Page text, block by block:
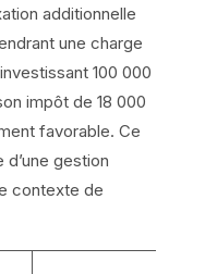
additionnelle
une charge
100 000
impôt de 18 000
favorable. Ce
gestion
contexte de